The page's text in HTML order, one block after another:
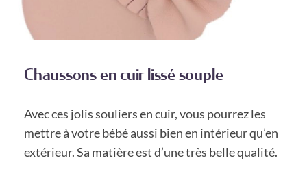
Chaussons en cuir lissé souple
Avec ces jolis souliers en cuir, vous pourrez les
mettre à votre bébé aussi bien en intérieur qu’en
extérieur. Sa matière est d’une très belle qualité.